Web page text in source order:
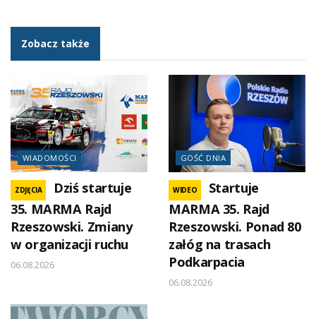
Zobacz także
WIADOMOŚCI
ZDJĘCIA
Dziś startuje
35. MARMA Rajd
Rzeszowski. Zmiany
w organizacji ruchu
06.08.2026
GOŚĆ DNIA
WIDEO
Startuje
MARMA 35. Rajd
Rzeszowski. Ponad 80
załóg na trasach
Podkarpacia
06.08.2026